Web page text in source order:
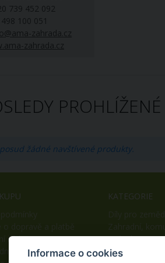
739 452 092
100 051
zahrada.cz
zahrada.cz
žádné navštívené produkty.
řád
KATEGORIE
technika
Informace o cookies